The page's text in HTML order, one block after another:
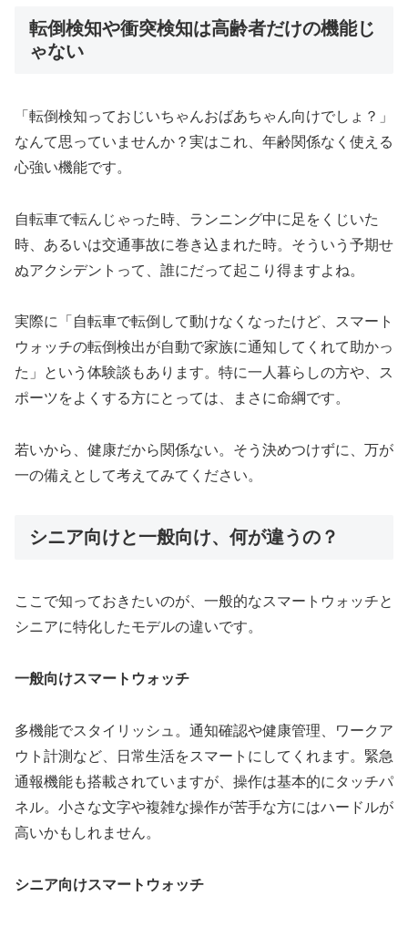
転倒検知や衝突検知は高齢者だけの機能じ
ゃない
「転倒検知っておじいちゃんおばあちゃん向けでしょ？」
なんて思っていませんか？実はこれ、年齢関係なく使える
心強い機能です。
自転車で転んじゃった時、ランニング中に足をくじいた
時、あるいは交通事故に巻き込まれた時。そういう予期せ
ぬアクシデントって、誰にだって起こり得ますよね。
実際に「自転車で転倒して動けなくなったけど、スマート
ウォッチの転倒検出が自動で家族に通知してくれて助かっ
た」という体験談もあります。特に一人暮らしの方や、ス
ポーツをよくする方にとっては、まさに命綱です。
若いから、健康だから関係ない。そう決めつけずに、万が
一の備えとして考えてみてください。
シニア向けと一般向け、何が違うの？
ここで知っておきたいのが、一般的なスマートウォッチと
シニアに特化したモデルの違いです。
一般向けスマートウォッチ
多機能でスタイリッシュ。通知確認や健康管理、ワークア
ウト計測など、日常生活をスマートにしてくれます。緊急
通報機能も搭載されていますが、操作は基本的にタッチパ
ネル。小さな文字や複雑な操作が苦手な方にはハードルが
高いかもしれません。
シニア向けスマートウォッチ